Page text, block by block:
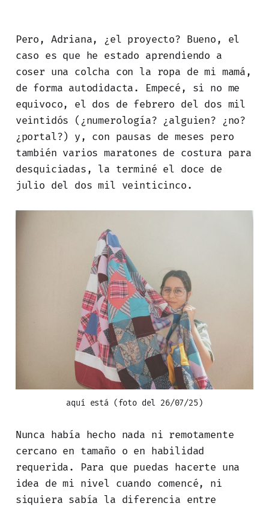
Pero, Adriana, ¿el proyecto? Bueno, el
caso es que he estado aprendiendo a
coser una colcha con la ropa de mi mamá,
de forma autodidacta. Empecé, si no me
equivoco, el dos de febrero del dos mil
veintidós (¿numerología? ¿alguien? ¿no?
¿portal?) y, con pausas de meses pero
también varios maratones de costura para
desquiciadas, la terminé el doce de
julio del dos mil veinticinco.
aquí está (foto del 26/07/25)
Nunca había hecho nada ni remotamente
cercano en tamaño o en habilidad
requerida. Para que puedas hacerte una
idea de mi nivel cuando comencé, ni
siquiera sabía la diferencia entre